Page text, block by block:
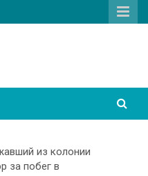
из колонии
за побег в